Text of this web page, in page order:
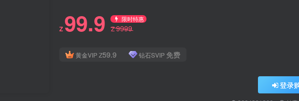
Z 99.9 限时特惠
Z9999
黄金VIPZ59.9 钻石SVIP 免费
登录